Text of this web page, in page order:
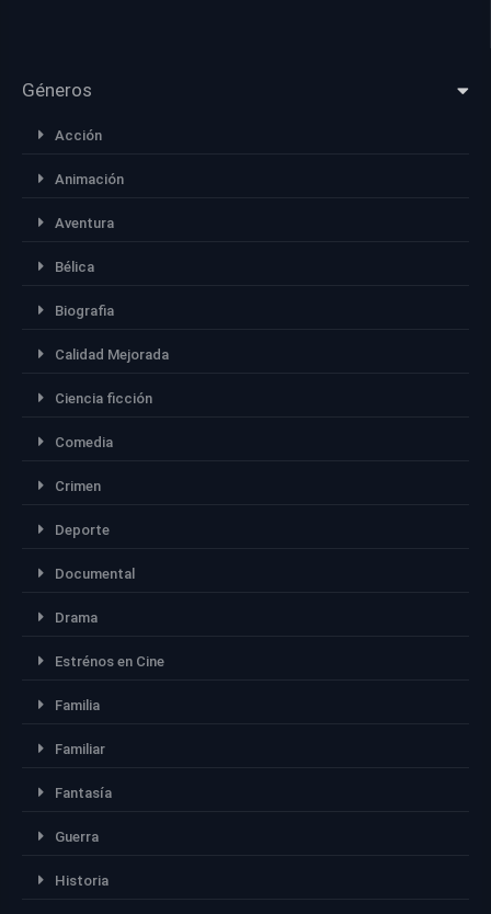
Géneros
Acción
Animación
Aventura
Bélica
Biografia
Calidad Mejorada
Ciencia ficción
Comedia
Crimen
Deporte
Documental
Drama
Estrénos en Cine
Familia
Familiar
Fantasía
Guerra
Historia